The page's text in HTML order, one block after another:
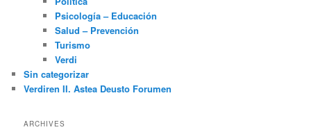
Psicología – Educación
Salud – Prevención
Turismo
Verdi
Sin categorizar
Verdiren II. Astea Deusto Forumen
ARCHIVES